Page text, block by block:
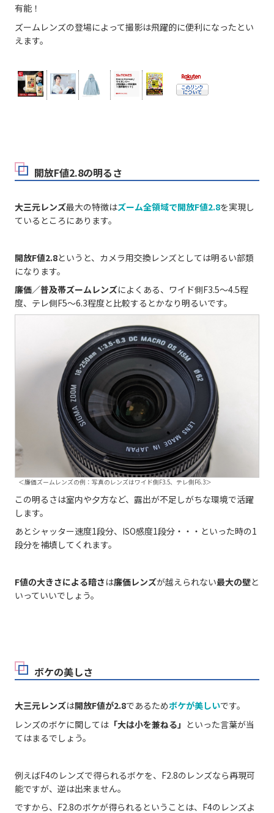
有能！
ズームレンズの登場によって撮影は飛躍的に便利になったとい
えます。
開放F値2.8の明るさ
大三元レンズ最大の特徴はズーム全領域で開放F値2.8を実現し
ているところにあります。
開放F値2.8というと、カメラ用交換レンズとしては明るい部類
になります。
廉価／普及帯ズームレンズによくある、ワイド側F3.5～4.5程
度、テレ側F5～6.3程度と比較するとかなり明るいです。
＜廉価ズームレンズの例：写真のレンズはワイド側F3.5、テレ側F6.3＞
この明るさは室内や夕方など、露出が不足しがちな環境で活躍
します。
あとシャッター速度1段分、ISO感度1段分・・・といった時の1
段分を補填してくれます。
F値の大きさによる暗さ は廉価レンズが越えられない最大の壁と
いっていいでしょう。
ボケの美しさ
大三元レンズは開放F値が2.8であるためボケが美しいです。
レンズのボケに関しては 「大は小を兼ねる」 といった言葉が当
てはまるでしょう。
例えばF4のレンズで得られるボケを、F2.8のレンズなら再現可
能ですが、逆は出来ません。
ですから、F2.8のボケが得られるということは、F4のレンズよ